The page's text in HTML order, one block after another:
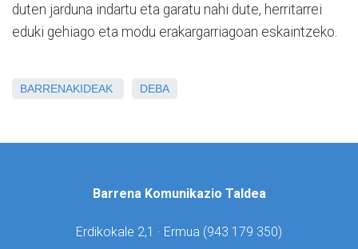
duten jarduna indartu eta garatu nahi dute, herritarrei
eduki gehiago eta modu erakargarriagoan eskaintzeko.
BARRENAKIDEAK DEBA
Barrena Komunikazio Taldea
Erdikokale 2,1 · Ermua (943 179 350)